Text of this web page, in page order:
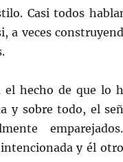
Casi todos
a veces
el hecho de que lo
y sobre todo, el
y él